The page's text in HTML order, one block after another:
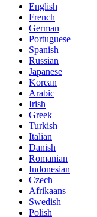
English
French
German
Portuguese
Spanish
Russian
Japanese
Korean
Arabic
Irish
Greek
Turkish
Italian
Danish
Romanian
Indonesian
Czech
Afrikaans
Swedish
Polish